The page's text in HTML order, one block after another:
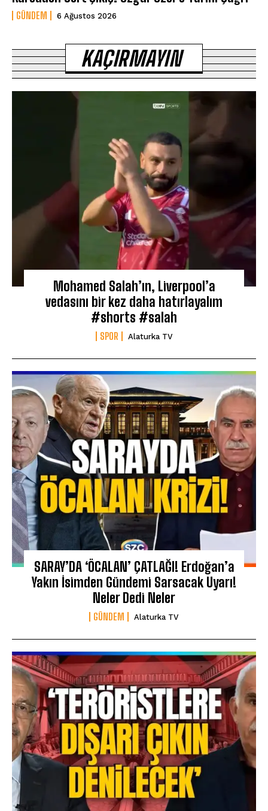
GÜNDEM 6 Ağustos 2026
KAÇIRMAYIN
Mohamed Salah’ın, Liverpool’a
vedasını bir kez daha hatırlayalım
#shorts #salah
SPOR Alaturka TV
SARAY’DA ‘ÖCALAN’ ÇATLAĞI! Erdoğan’a
Yakın İsimden Gündemi Sarsacak Uyarı!
Neler Dedi Neler
GÜNDEM Alaturka TV